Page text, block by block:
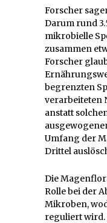
Forscher
Darum rund
mikrobielle
zusammen
Forscher
begrenzten
verarbeiteten
anstatt
Umfang der
Drittel
Die
Rolle bei der
Mikroben,
reguliert wird.